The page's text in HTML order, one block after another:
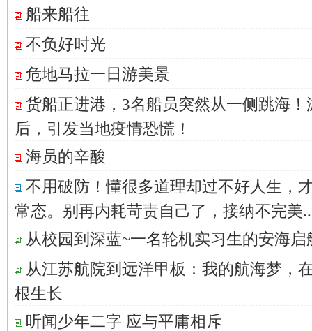
船来船往
不负好时光
危地马拉一日游美景
货船正进港，3名船员突然从一侧跳海！
后，引发当地疫情恐慌！
海员的辛酸
不用破防！懂很多道理却过不好人生，
常态。别再内耗苛责自己了，接纳不完美..
从校园到深蓝~一名轮机实习生的安海启
从江苏航院到远洋甲板：我的航海梦，
根生长
听闻少年二字 应与平庸相斥